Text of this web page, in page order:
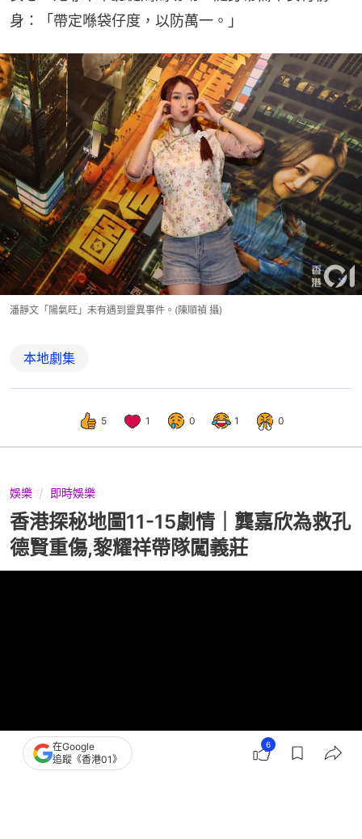
身：「帶定喺袋仔度，以防萬一。」
潘靜文「陽氣旺」未有遇到靈異事件。(陳順禎 攝)
本地劇集
5 1 0 1 0
娛樂 即時娛樂
香港探秘地圖11-15劇情｜龔嘉欣為救孔
德賢重傷,黎耀祥帶隊闖義莊
在Google
追蹤《香港01》
6